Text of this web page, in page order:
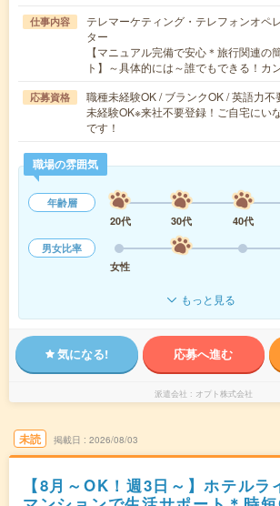
仕事内容
テレマーケティング・テレフォンオペ
ター
【マニュアル完備で安心＊旅行関連の
ト】～具体的には～誰でもできる！カ
応募資格
職種未経験OK / ブランクOK / 英語力不
未経験OK※来社不要登録！ご自宅にい
です！
職場の雰囲気
年齢層
20代
30代 40代
男女比率
女性
もっと見る
気になる! 応募へ進む
派遣会社 オプト株式会社
未読 掲載日 2026/08/03
【8月～OK！週3日～】ホテルラ